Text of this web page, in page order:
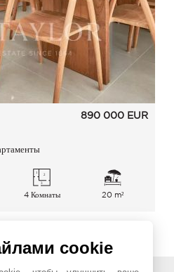
890 000 EUR
4 Комнаты 20 m²
cookie